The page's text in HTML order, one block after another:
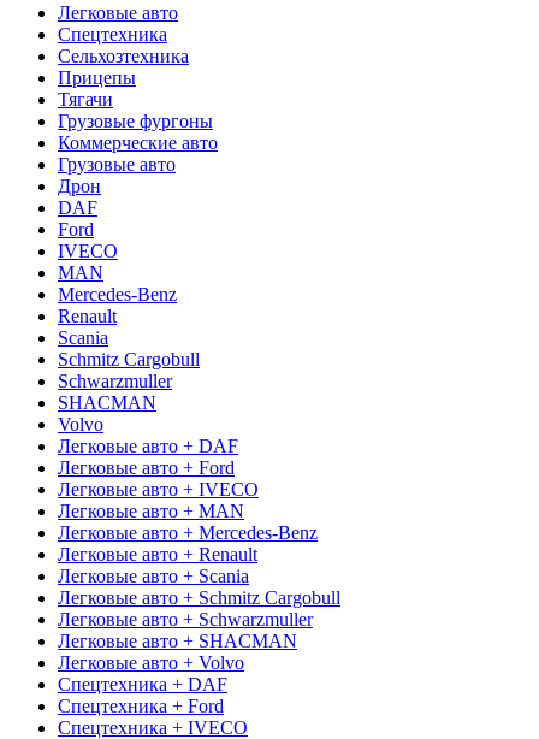
Легковые авто
Спецтехника
Сельхозтехника
Прицепы
Тягачи
Грузовые фургоны
Коммерческие авто
Грузовые авто
Дрон
DAF
Ford
IVECO
MAN
Mercedes-Benz
Renault
Scania
Schmitz Cargobull
Schwarzmuller
SHACMAN
Volvo
Легковые авто + DAF
Легковые авто + Ford
Легковые авто + IVECO
Легковые авто + MAN
Легковые авто + Mercedes-Benz
Легковые авто + Renault
Легковые авто + Scania
Легковые авто + Schmitz Cargobull
Легковые авто + Schwarzmuller
Легковые авто + SHACMAN
Легковые авто + Volvo
Спецтехника + DAF
Спецтехника + Ford
Спецтехника + IVECO